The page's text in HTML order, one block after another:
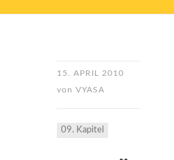
15. APRIL 2010
von VYASA
09. Kapitel